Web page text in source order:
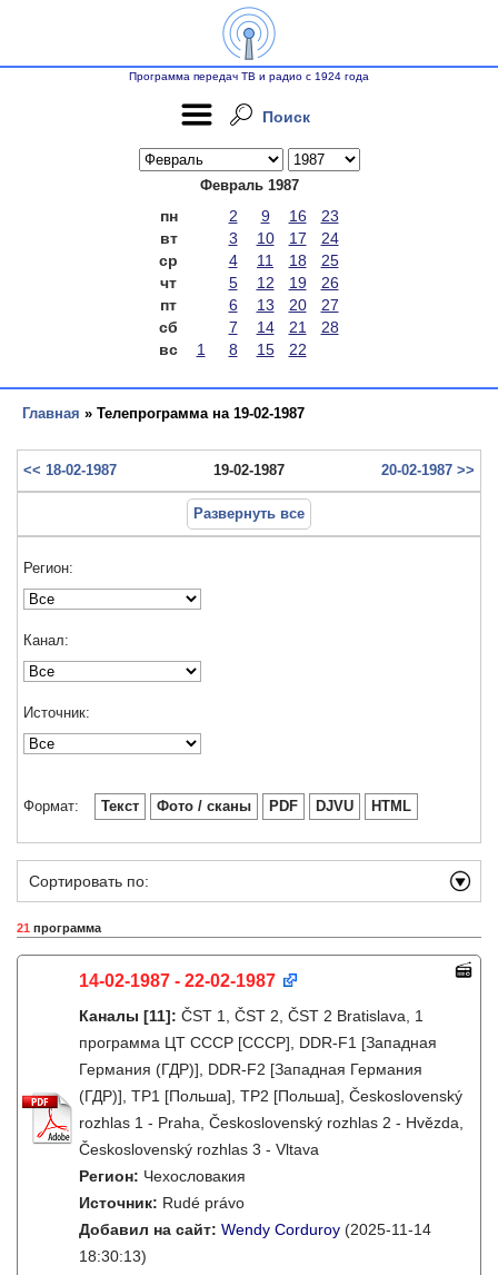
Программа передач ТВ и радио с 1924 года
Поиск
Февраль 1987
пн 2 9 16
23
вт
3 10 17
24
ср
4 11 18
25
чт
5 12 19
26
пт
6 13 20
27
сб
7 14 21
28
вс
1 8 15 22
Главная » Телепрограмма на 19-02-1987
<< 18-02-1987 19-02-1987 20-02-1987 >>
Развернуть все
Регион:
Канал:
Источник:
Формат: Текст Фото / сканы PDF DJVU HTML
Сортировать по:
21 программа
14-02-1987 - 22-02-1987
Каналы [11]: ČST 1, ČST 2, ČST 2 Bratislava, 1
программа ЦТ СССР [СССР], DDR-F1 [Западная
Германия (ГДР)], DDR-F2 [Западная Германия
(ГДР)], TP1 [Польша], TP2 [Польша], Československý
rozhlas 1 - Praha, Československý rozhlas 2 - Hvězda,
Československý rozhlas 3 - Vltava
Регион: Чехословакия
Источник: Rudé právo
Добавил на сайт: Wendy Corduroy (2025-11-14
18:30:13)